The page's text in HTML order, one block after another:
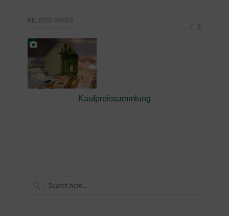
RELATED POSTS
Kaufpreissammlung